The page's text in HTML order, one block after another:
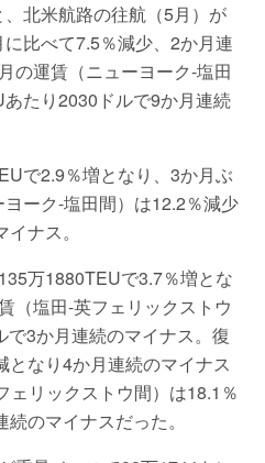
北米航路の往航（5月）が
比べて7.5％減少、2か月連
の運賃（ニューヨーク-塩田
たり2030ドルで9か月連続
で2.9％増となり、3か月ぶ
ーク-塩田間）は12.2％減少
ナス。
万1880TEUで3.7％増とな
（塩田-英フェリックストウ
3か月連続のマイナス。復
なり4か月連続のマイナス
ェリックストウ間）は18.1％
のマイナスだった。